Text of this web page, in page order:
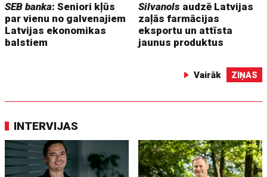
SEB banka: Seniori kļūs
par vienu no galvenajiem
Latvijas ekonomikas
balstiem
Silvanols audzē Latvijas
zaļās farmācijas
eksportu un attīsta
jaunus produktus
Vairāk ZIŅAS
INTERVIJAS